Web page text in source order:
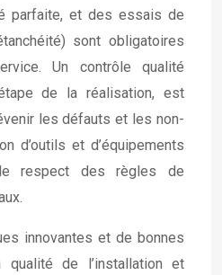
parfaite, et des essais de
sont obligatoires
Un contrôle qualité
de la réalisation, est
les défauts et les non-
d’outils et d’équipements
respect des règles de
innovantes et de bonnes
qualité de l’installation et